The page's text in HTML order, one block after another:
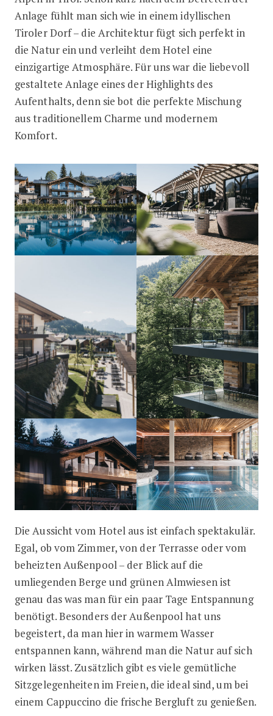
Anlage fühlt man sich wie in einem idyllischen
Tiroler Dorf – die Architektur fügt sich perfekt in
die Natur ein und verleiht dem Hotel eine
einzigartige Atmosphäre. Für uns war die liebevoll
gestaltete Anlage eines der Highlights des
Aufenthalts, denn sie bot die perfekte Mischung
aus traditionellem Charme und modernem
Komfort.
Die Aussicht vom Hotel aus ist einfach spektakulär.
Egal, ob vom Zimmer, von der Terrasse oder vom
beheizten Außenpool – der Blick auf die
umliegenden Berge und grünen Almwiesen ist
genau das was man für ein paar Tage Entspannung
benötigt. Besonders der Außenpool hat uns
begeistert, da man hier in warmem Wasser
entspannen kann, während man die Natur auf sich
wirken lässt. Zusätzlich gibt es viele gemütliche
Sitzgelegenheiten im Freien, die ideal sind, um bei
einem Cappuccino die frische Bergluft zu genießen.